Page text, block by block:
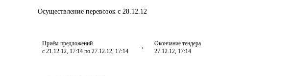
Осуществление перевозок с 28.12.12
Приём предложений
с 21.12.12, 17:14 по 27.12.12, 17:14
Окончание тендера
27.12.12, 17:14